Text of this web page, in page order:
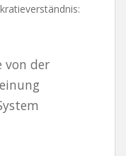
von der